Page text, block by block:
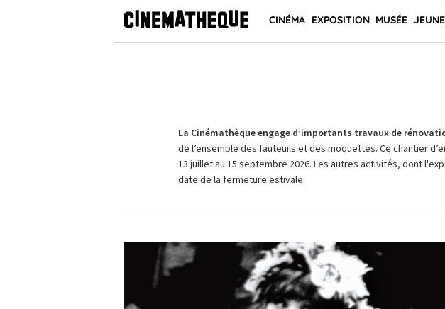
CINÉMA EXPOSITION MUSÉE
La Cinémathèque engage d’importants travaux de
de l’ensemble des fauteuils et des moquettes. Ce chantier
13 juillet au 15 septembre 2026. Les autres activités, dont
date de la fermeture estivale.